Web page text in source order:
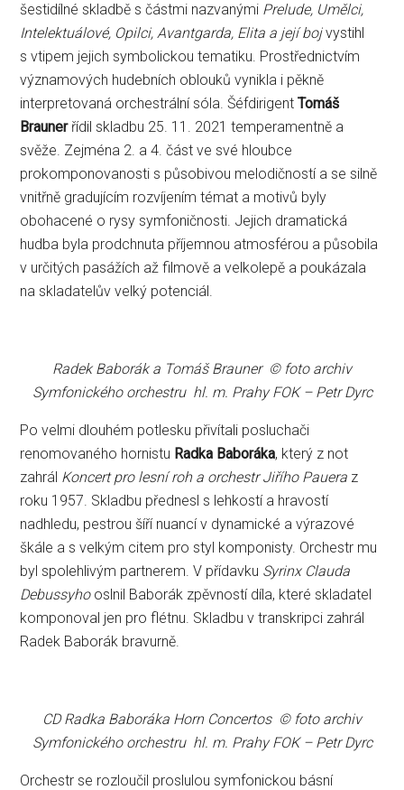
šestidílné skladbě s částmi nazvanými Prelude, Umělci,
Intelektuálové, Opilci, Avantgarda, Elita a její bojvystihl
s vtipem jejich symbolickou tematiku. Prostřednictvím
významových hudebních oblouků vynikla i pěkně
interpretovaná orchestrální sóla. ŠéfdirigentTomáš
Braunerřídil skladbu 25. 11. 2021 temperamentně a
svěže. Zejména 2. a 4. část ve své hloubce
prokomponovanosti s působivou melodičností a se silně
vnitřně gradujícím rozvíjením témat a motivů byly
obohacené o rysy symfoničnosti. Jejich dramatická
hudba byla prodchnuta příjemnou atmosférou a působila
v určitých pasážích až filmově a velkolepě a poukázala
na skladatelův velký potenciál.
Radek Baborák a Tomáš Brauner © foto archiv
Symfonického orchestru hl. m. Prahy FOK – Petr Dyrc
Po velmi dlouhém potlesku přivítali posluchači
renomovaného hornistu Radka Baboráka, který z not
zahrál Koncert pro lesní roh a orchestr Jiřího Pauera z
roku 1957. Skladbu přednesl s lehkostí a hravostí
nadhledu, pestrou šíří nuancí v dynamické a výrazové
škále a s velkým citem pro styl komponisty. Orchestr mu
byl spolehlivým partnerem. V přídavku Syrinx Clauda
Debussyho oslnil Baborák zpěvností díla, které skladatel
komponoval jen pro flétnu. Skladbu v transkripci zahrál
Radek Baborák bravurně.
CD Radka Baboráka Horn Concertos © foto archiv
Symfonického orchestru hl. m. Prahy FOK – Petr Dyrc
Orchestr se rozloučil proslulou symfonickou básní